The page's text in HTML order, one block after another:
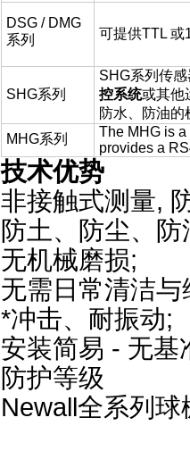
DSG / DMG
系列
可提供TTL 或
SHG系列
SHG系列传
控系统或其他
防水、防油的
MHG系列
The MHG is
provides a
技术优势
非接触式测量,
防土、防尘、
无机械磨损;
无需日常清洁与
*冲击、耐振动;
安装简易 - 无基
防护等级
Newall全系列